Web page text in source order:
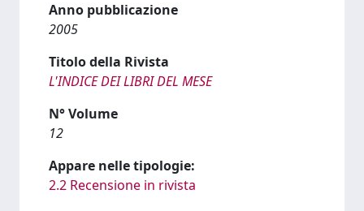
Anno pubblicazione
2005
Titolo della Rivista
L'INDICE DEI LIBRI DEL MESE
N° Volume
12
Appare nelle tipologie:
2.2 Recensione in rivista